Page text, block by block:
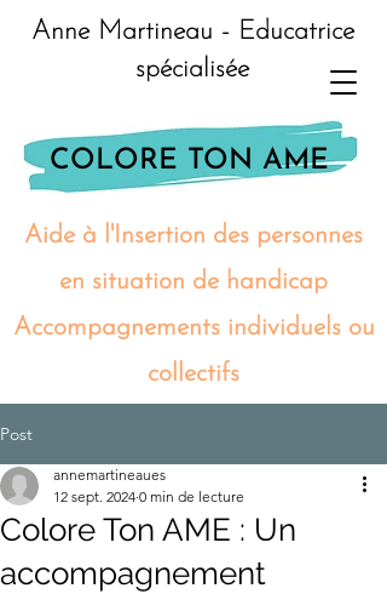
Anne Martineau - Educatrice
spécialisée
COLORE TON AME
Aide à l'Insertion des personnes
en situation de handicap
Accompagnements individuels ou
collectifs
Post
Colore Ton AME : Un
accompagnement
annemartineaues
12 sept. 2024 0 min de lecture